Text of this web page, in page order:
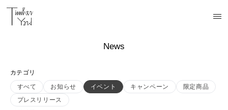
News
カテゴリ
すべて
お知らせ イベント キャンペーン
限定商品
プレスリリース